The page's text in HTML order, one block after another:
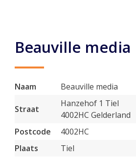
Beauville media
Naam Beauville media
Straat
Hanzehof 1 Tiel
4002HC Gelderland
Postcode
4002HC
Plaats
Tiel